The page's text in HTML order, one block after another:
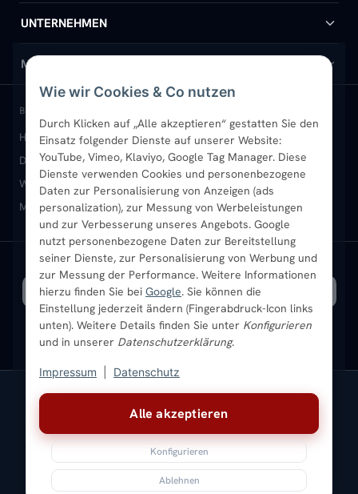
Alle akzeptieren
Konfigurieren
Ablehnen
Wie wir Cookies & Co nutzen
Durch Klicken auf „Alle akzeptieren“ gestatten Sie den
Einsatz folgender Dienste auf unserer Website:
YouTube, Vimeo, Klaviyo, Google Tag Manager. Diese
Dienste verwenden Cookies und personenbezogene
Daten zur Personalisierung von Anzeigen (ads
personalization), zur Messung von Werbeleistungen
und zur Verbesserung unseres Angebots. Google
nutzt personenbezogene Daten zur Bereitstellung
seiner Dienste, zur Personalisierung von Werbung und
zur Messung der Performance. Weitere Informationen
hierzu finden Sie bei Google. Sie können die
Einstellung jederzeit ändern (Fingerabdruck-Icon links
unten). Weitere Details finden Sie unter Konfigurieren
und in unserer Datenschutzerklärung.
Impressum Datenschutz
Handtuchheizkörper
Design-Heizkörper
Paneelheizkörper
Vertikal-Heizkörper
Heizkörper-Zubehör
Hilfe & Kontakt
Versand & Lieferung
Rückgabe & Widerruf
Garantie & Gewährleistung
Montageservice vor Ort
Sendung verfolgen
UNTERNEHMEN
Wir über uns
Standort & Abholung Jüchen
B2B-Kunden
Karriere
Ratgeber
Bestpreisgarantie
MEIN KONTO
Anmelden / Mein Konto
Merkliste
Newsletter
Aktuelle Angebote
BELIEBTE KATEGORIEN
Heizkörper kaufenBadheizkörperHandtuchheizkörper
Design-HeizkörperPaneelheizkörperVertikal-Heizkörper
Wandheizkörper Wohnraum-Heizkörper Badheizkörper Schwarz
Mischbetrieb-HeizkörperHeizkörper-ZubehörAktuelle Angebote
SICHERE ZAHLUNG VERSAND MIT
* Alle Preise inkl. gesetzlicher USt. |Kostenloser Versand
ImpressumDatenschutzAGBWiderrufsbelehrungVersandkosten
BatteriegesetzSitemap